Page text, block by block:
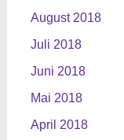
August 2018
Juli 2018
Juni 2018
Mai 2018
April 2018